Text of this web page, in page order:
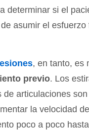
determinar si el
asumir el esfuerzo
, en tanto, es
previo. Los
de articulaciones
la velocidad de
poco a poco